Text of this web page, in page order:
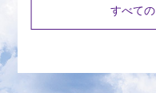
すべて